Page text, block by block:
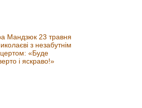
Мандзюк 23 травня
з незабутнім
«Буде
і яскраво!»